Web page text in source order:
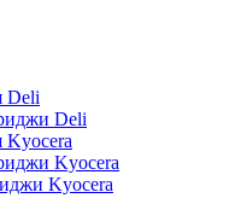
Deli
Deli
Kyocera
Kyocera
Kyocera